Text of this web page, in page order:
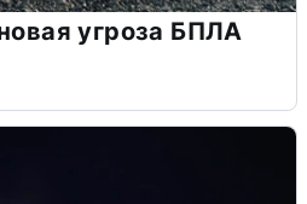
угроза БПЛА